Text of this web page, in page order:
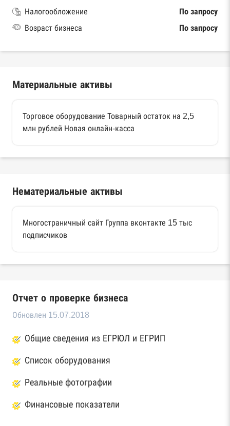
Налогообложение
По запросу
Возраст бизнеса
По запросу
Материальные активы
Торговое оборудование Товарный остаток на 2,5
млн рублей Новая онлайн-касса
Нематериальные активы
Многостраничный сайт Группа вконтакте 15 тыс
подписчиков
Отчет о проверке бизнеса
Обновлен 15.07.2018
Общие сведения из ЕГРЮЛ и ЕГРИП
Список оборудования
Реальные фотографии
Финансовые показатели